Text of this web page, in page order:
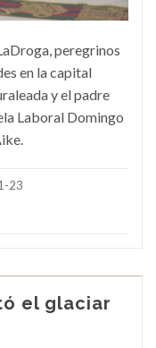
peregrinos
en la capital
y el padre
Laboral Domingo
23
el glaciar